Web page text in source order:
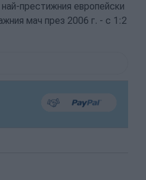
престижния европейски
мач през 2006 г. - с 1:2